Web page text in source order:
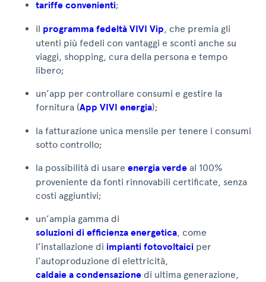
tariffe convenienti;
il programma fedeltà VIVI Vip, che premia gli
utenti più fedeli con vantaggi e sconti anche su
viaggi, shopping, cura della persona e tempo
libero;
un’app per controllare consumi e gestire la
fornitura (App VIVI energia);
la fatturazione unica mensile per tenere i consumi
sotto controllo;
la possibilità di usare energia verde al 100%
proveniente da fonti rinnovabili certificate, senza
costi aggiuntivi;
un’ampia gamma di
soluzioni di efficienza energetica, come
l’installazione di impianti fotovoltaici per
l’autoproduzione di elettricità,
caldaie a condensazione di ultima generazione,